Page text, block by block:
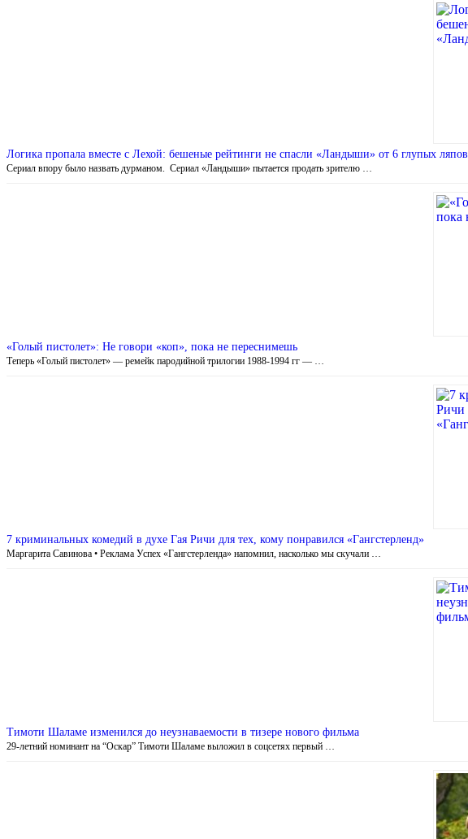
Логика пропала вместе с Лехой: бешеные рейтинги не спасли «Ландыши» от 6 глупых ляпов
Сериал впору было назвать дурманом. Сериал «Ландыши» пытается продать зрителю …
«Голый пистолет»: Не говори «коп», пока не переснимешь
Теперь «Голый пистолет» — ремейк пародийной трилогии 1988-1994 гг — …
7 криминальных комедий в духе Гая Ричи для тех, кому понравился «Гангстерленд»
Маргарита Савинова • Реклама Успех «Гангстерленда» напомнил, насколько мы скучали …
Тимоти Шаламе изменился до неузнаваемости в тизере нового фильма
29-летний номинант на “Оскар” Тимоти Шаламе выложил в соцсетях первый …